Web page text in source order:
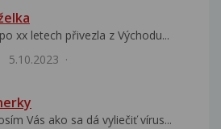
xx letech přivezla z Východu...
5.10.2023
Vás ako sa dá vyliečiť vírus...